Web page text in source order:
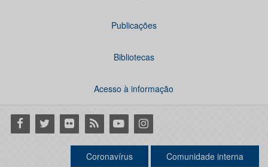
Publicações
Bibliotecas
Acesso à informação
Facebook
Twitter Flickr RSS YoutubeInstagram
Coronavírus Comunidade interna